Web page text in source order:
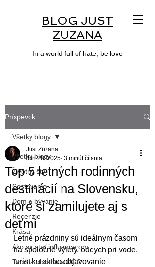
BLOG JUST
ZUZANA
In a world full of hate, be love
Príspevok
Všetky blogy
Životný štýl
Cestovanie
Dom a bývanie
Recenzie
Krása
Ako sa stať influencerom
Tvorba obsahu a UGC
Všetky blogy
Top 5 letných rodinných
destinácií na Slovensku,
ktoré si zamilujete aj s
deťmi
Just Zuzana
Jun 28, 2025 3 minút čítania
Letné prázdniny sú ideálnym časom
na spoločné výlety, oddych pri vode,
turistiku alebo objavovanie